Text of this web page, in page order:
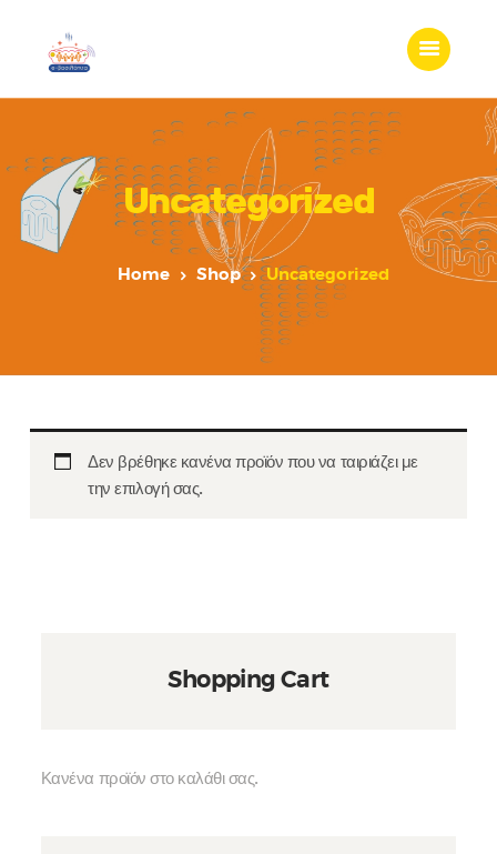
Uncategorized
Home Shop Uncategorized
Δεν βρέθηκε κανένα προϊόν που να ταιριάζει με
την επιλογή σας.
Shopping Cart
Κανένα προϊόν στο καλάθι σας.